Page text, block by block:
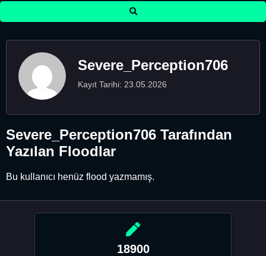
Severe_Perception706
Kayıt Tarihi: 23.05.2026
Severe_Perception706 Tarafından
Yazılan Floodlar
Bu kullanıcı henüz flood yazmamış.
18900